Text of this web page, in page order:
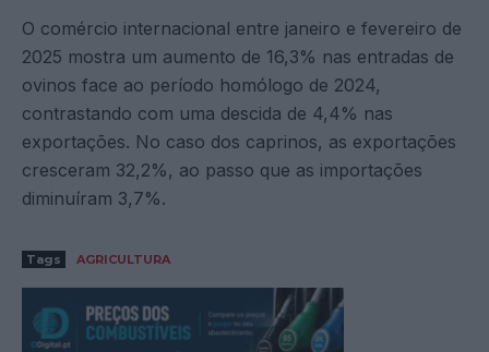
O comércio internacional entre janeiro e fevereiro de
2025 mostra um aumento de 16,3% nas entradas de
ovinos face ao período homólogo de 2024,
contrastando com uma descida de 4,4% nas
exportações. No caso dos caprinos, as exportações
cresceram 32,2%, ao passo que as importações
diminuíram 3,7%.
Tags AGRICULTURA